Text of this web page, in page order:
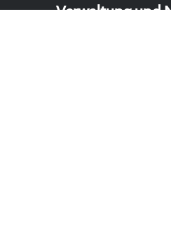
Verwaltung und